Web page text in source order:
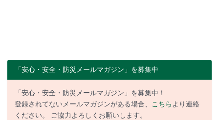
「安心・安全・防災メールマガジン」を募集中
「安心・安全・防災メールマガジン」を募集中！
登録されてないメールマガジンがある場合、 こちらより連絡
ください。 ご協力よろしくお願いします。